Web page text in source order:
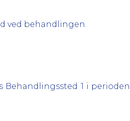
ved behandlingen.
Behandlingssted 1 i perioden